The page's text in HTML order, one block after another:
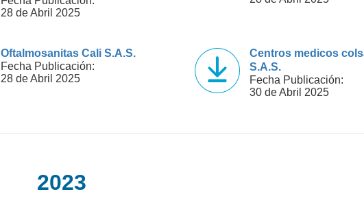
28 de Abril 2025
Oftalmosanitas Cali S.A.S.
Fecha Publicación:
28 de Abril 2025
Centros medicos
S.A.S.
Fecha Publicación:
30 de Abril 2025
2023